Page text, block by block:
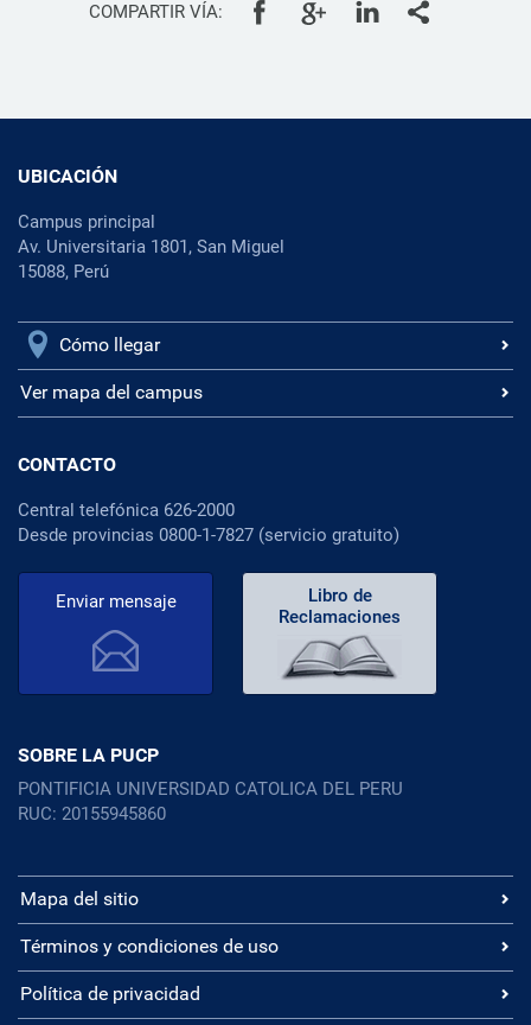
COMPARTIR VÍA:
UBICACIÓN
Campus principal
Av. Universitaria 1801, San Miguel
15088, Perú
Cómo llegar
Ver mapa del campus
CONTACTO
Central telefónica 626-2000
Desde provincias 0800-1-7827 (servicio gratuito)
Enviar mensaje
Libro de
Reclamaciones
SOBRE LA PUCP
PONTIFICIA UNIVERSIDAD CATOLICA DEL PERU
RUC: 20155945860
Mapa del sitio
Términos y condiciones de uso
Política de privacidad